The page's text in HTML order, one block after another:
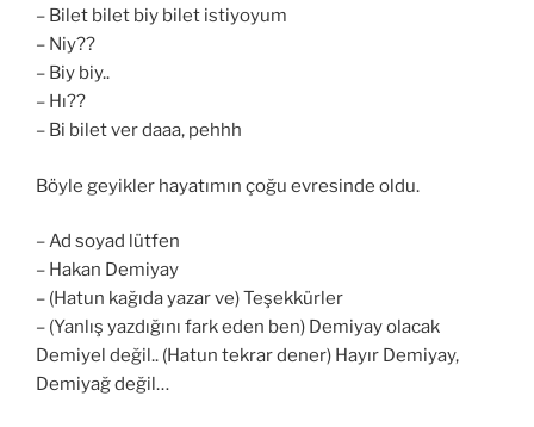
– Bilet bilet biy bilet istiyoyum
– Niy??
– Biy biy..
– Hı??
– Bi bilet ver daaa, pehhh
Böyle geyikler hayatımın çoğu evresinde oldu.
– Ad soyad lütfen
– Hakan Demiyay
– (Hatun kağıda yazar ve) Teşekkürler
– (Yanlış yazdığını fark eden ben) Demiyay olacak
Demiyel değil.. (Hatun tekrar dener) Hayır Demiyay,
Demiyağ değil…